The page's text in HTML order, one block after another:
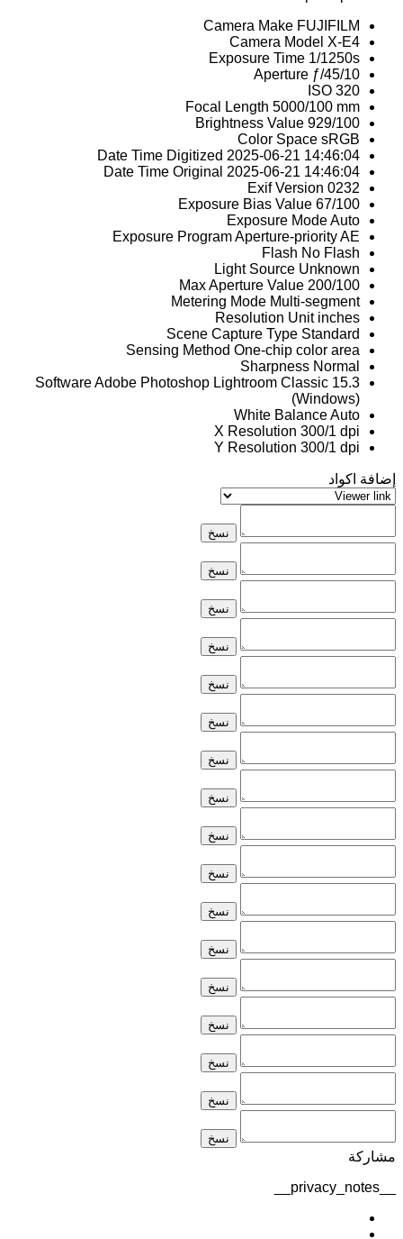
Camera Make FUJIFILM
Camera Model X-E4
Exposure Time 1/1250s
Aperture ƒ/45/10
ISO 320
Focal Length 5000/100 mm
Brightness Value 929/100
Color Space sRGB
Date Time Digitized 2025-06-21 14:46:04
Date Time Original 2025-06-21 14:46:04
Exif Version 0232
Exposure Bias Value 67/100
Exposure ModeAuto
Exposure ProgramAperture-priority AE
Flash No Flash
Light Source Unknown
Max Aperture Value 200/100
Metering Mode Multi-segment
Resolution Unit inches
Scene Capture Type Standard
Sensing Method One-chip color area
Sharpness Normal
SoftwareAdobe Photoshop Lightroom Classic 15.3
(Windows)
White BalanceAuto
X Resolution 300/1 dpi
Y Resolution 300/1 dpi
إضافة اكواد
نسخ
نسخ
نسخ
نسخ
نسخ
نسخ
نسخ
نسخ
نسخ
نسخ
نسخ
نسخ
نسخ
نسخ
نسخ
نسخ
نسخ
مشاركة